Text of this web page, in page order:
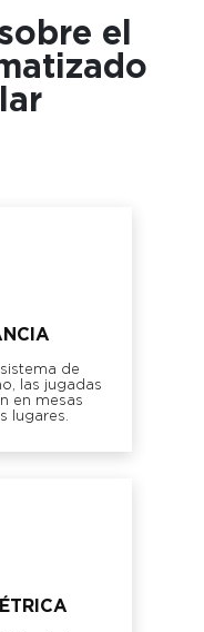
el
de
las jugadas
en mesas
lugares.